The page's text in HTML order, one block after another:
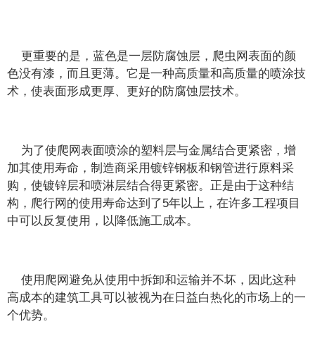
更重要的是，蓝色是一层防腐蚀层，爬虫网表面的颜
色没有漆，而且更薄。它是一种高质量和高质量的喷涂技
术，使表面形成更厚、更好的防腐蚀层技术。
为了使爬网表面喷涂的塑料层与金属结合更紧密，增
加其使用寿命，制造商采用镀锌钢板和钢管进行原料采
购，使镀锌层和喷淋层结合得更紧密。正是由于这种结
构，爬行网的使用寿命达到了5年以上，在许多工程项目
中可以反复使用，以降低施工成本。
使用爬网避免从使用中拆卸和运输并不坏，因此这种
高成本的建筑工具可以被视为在日益白热化的市场上的一
个优势。